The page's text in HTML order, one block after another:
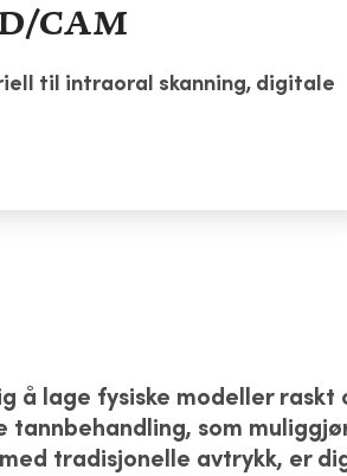
CAM
til intraoral skanning, digitale
å lage fysiske modeller raskt
som
tradisjonelle avtrykk, er